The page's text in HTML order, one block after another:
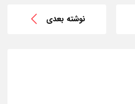
نوشته بعدی